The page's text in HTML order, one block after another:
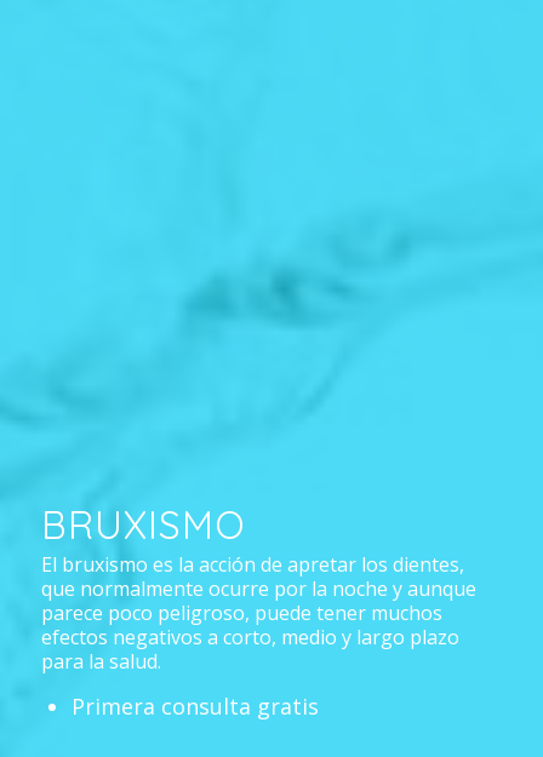
BRUXISMO
El bruxismo es la acción de apretar los dientes,
que normalmente ocurre por la noche y aunque
parece poco peligroso, puede tener muchos
efectos negativos a corto, medio y largo plazo
para la salud.
Primera consulta gratis